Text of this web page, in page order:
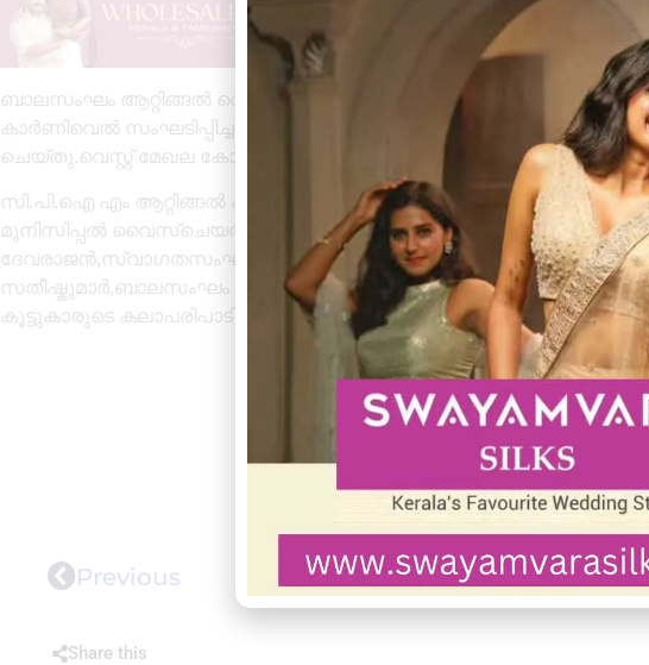
ബാലസംഘം ആറ്റിങ്ങൽ വെസ്റ്റ് മേഖല കമ്മിറ്റിയുടെ ആഭിമുഖ്യത്തിൽ
കാർണിവെൽ സംഘടിപ്പിച്ചു. കവിയും ഗാനരചയിതാവുമായ
ചെയ്തു.വെസ്റ്റ് മേഖല കോഡിനേറ്റർ എൻ വേണുഗോപാൽ അധ്യക്ഷത
സി.പി.ഐ എം ആറ്റിങ്ങൽ ഏര്യയ സെക്രട്ടറി ആർ സുബാഷ്,ജില്ലാ
മുനിസിപ്പൽ വൈസ്ചെയർപേഴ്സൺ ആർ.എസ് രേഖ,ഏര്യയ കമ്മിറ്റി
ദേവരാജൻ,സ്വാഗതസംഘം ചെയർമാൻ അഡ്വ: എം മോഹനൻ
സതീഷ്കുമാർ,ബാലസംഘം വെസ്റ്റ് മേഖലാ പ്രസിഡന്റ് ജയരാജ്
കൂട്ടുകാരുടെ കലാപരിപാടികളും ഉണ്ടായിരുന്നു.
Previous
Share this